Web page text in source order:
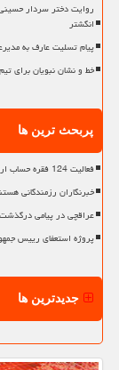
روایت دختر سردار
انگشتر
پیام تسلیت عارف به
خط و نشان نبویان برای
پربحث ترین ها
فعالیت 124 فقره حساب ارزی سازمانهای دولتی خارج از حساب واحد خزانه
خبرنگاران رزمندگانی
عراقچی در پیامی
پروژه استعفای رییس
جدیدترین ها